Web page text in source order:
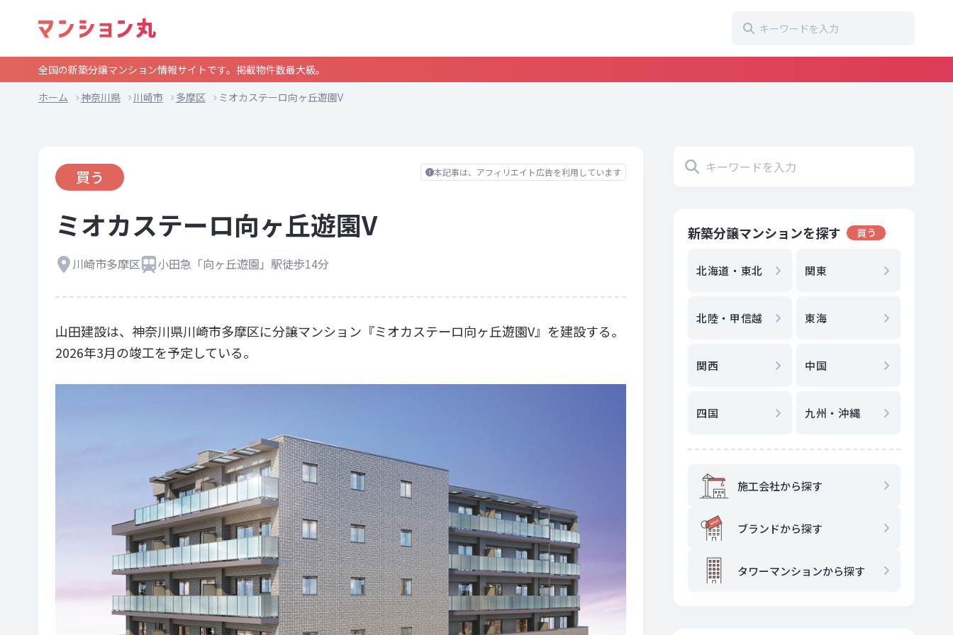
全国の新築分譲マンション情報サイトです。掲載物件数最大級。
ホーム
神奈川県 川崎市 多摩区 ミオカステーロ向ヶ丘遊園V
本記事は、アフィリエイト広告を利用しています
買う
ミオカステーロ向ヶ丘遊園V
川崎市多摩区 小田急「向ヶ丘遊園」駅徒歩14分
山田建設は、神奈川県川崎市多摩区に分譲マンション『ミオカステーロ向ヶ丘遊園V』を建設する。
2026年3月の竣工を予定している。
新築分譲マンションを探す 買う
北海道・東北 関東
北陸・甲信越 東海
関西 中国
四国 九州・沖縄
施工会社から探す
ブランドから探す
タワーマンションから探す